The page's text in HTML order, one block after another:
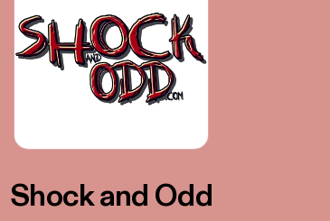
Shock and Odd